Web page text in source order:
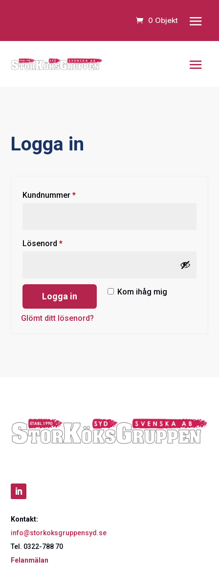
0 Objekt
Logga in
Kundnummer*Obligatoriskt
Lösenord*Obligatoriskt
Kom ihåg mig
Logga in
Glömt ditt lösenord?
Kontakt:
info@storkoksgruppensyd.se
Tel. 0322-788 70
Felanmälan